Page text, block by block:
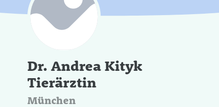
Dr. Andrea Kityk
Tierärztin
München